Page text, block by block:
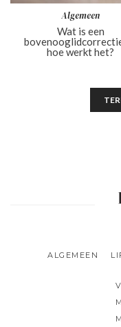
Algemeen
Wat is een
hoe werkt het?
ALGEMEEN